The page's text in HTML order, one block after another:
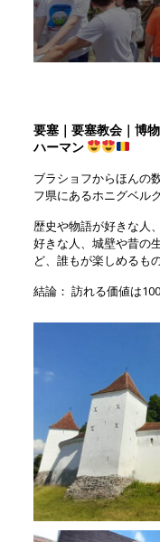
要塞｜要塞教会｜博
ハーマン
ブラショフからほんの
フ県にあるホニグベル
歴史や物語が好きな人
好きな人、城壁や昔の
ど、誰もが楽しめるも
結論： 訪れる価値は